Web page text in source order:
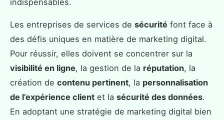
Les entreprises de services de sécurité font face à
des défis uniques en matière de marketing digital.
Pour réussir, elles doivent se concentrer sur la
visibilité en ligne, la gestion de la réputation, la
création de contenu pertinent, la personnalisation
de l’expérience client et la sécurité des données.
En adoptant une stratégie de marketing digital bien